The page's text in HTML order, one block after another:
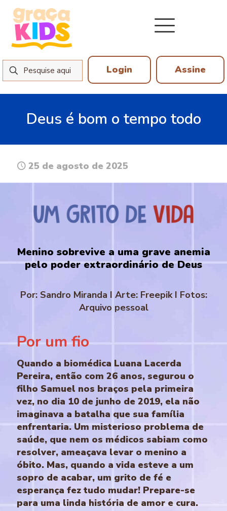
Login Assine
Deus é bom o tempo todo
25 de agosto de 2025
Menino sobrevive a uma grave anemia
pelo poder extraordinário de Deus
Por: Sandro Miranda I Arte: Freepik I Fotos:
Arquivo pessoal
Por um fio
Quando a biomédica Luana Lacerda
Pereira, então com 26 anos, segurou o
filho Samuel nos braços pela primeira
vez, no dia 10 de junho de 2019, ela não
imaginava a batalha que sua família
enfrentaria. Um misterioso problema de
saúde, que nem os médicos sabiam como
resolver, ameaçava levar o menino a
óbito. Mas, quando a vida esteve a um
sopro de acabar, um grito de fé e
esperança fez tudo mudar! Prepare-se
para uma linda história de amor e cura.